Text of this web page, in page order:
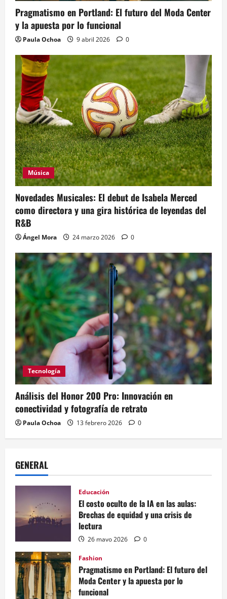
Pragmatismo en Portland: El futuro del Moda Center
y la apuesta por lo funcional
Paula Ochoa 9 abril 2026 0
Música
Novedades Musicales: El debut de Isabela Merced
como directora y una gira histórica de leyendas del
R&B
Ángel Mora 24 marzo 2026 0
Tecnología
Análisis del Honor 200 Pro: Innovación en
conectividad y fotografía de retrato
Paula Ochoa 13 febrero 2026 0
GENERAL
Educación
El costo oculto de la IA en las aulas:
Brechas de equidad y una crisis de
lectura
26 mayo 2026 0
Fashion
Pragmatismo en Portland: El futuro del
Moda Center y la apuesta por lo
funcional